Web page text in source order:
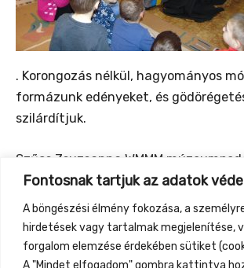
Fontosnak tartjuk az adatok
A böngészési élmény fokozása, a
hirdetések vagy tartalmak megjelenítése,
forgalom elemzése érdekében sütiket
A "Mindet elfogadom" gombra kattintva
. Korongozás nélkül, hagyományos
formázunk edényeket, és
szilárdítjuk.
Szűcs Zsuzsanna WMMM
Múzeum a bőröndben, drámajáték
tárgyakkal, Hogyan keletkezett a
mesék, zenével, A szőlőőrzés
Sárközben, népviselet, népzene.